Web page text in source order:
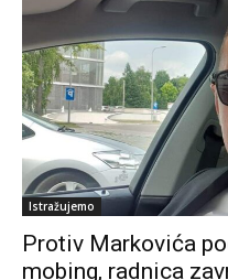
Istražujemo
Protiv Markovića
mobing, radnica